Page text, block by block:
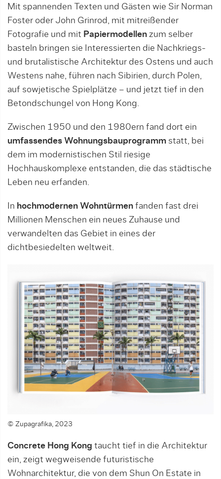
Mit spannenden Texten und Gästen wie Sir Norman
Foster oder John Grinrod, mit mitreißender
Fotografie und mit Papiermodellen zum selber
basteln bringen sie Interessierten die Nachkriegs-
und brutalistische Architektur des Ostens und auch
Westens nahe, führen nach Sibirien, durch Polen,
auf sowjetische Spielplätze – und jetzt tief in den
Betondschungel von Hong Kong.
Zwischen 1950 und den 1980ern fand dort ein
umfassendes Wohnungsbauprogramm statt, bei
dem im modernistischen Stil riesige
Hochhauskomplexe entstanden, die das städtische
Leben neu erfanden.
In hochmodernen Wohntürmen fanden fast drei
Millionen Menschen ein neues Zuhause und
verwandelten das Gebiet in eines der
dichtbesiedelten weltweit.
© Zupagrafika, 2023
Concrete Hong Kong taucht tief in die Architektur
ein, zeigt wegweisende futuristische
Wohnarchitektur, die von dem Shun On Estate in